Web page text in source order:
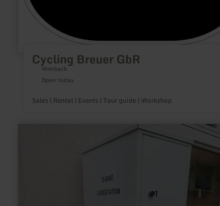
Cycling Breuer GbR
Wimbach
Open today
Sales | Rental | Events | Tour guide | Workshop